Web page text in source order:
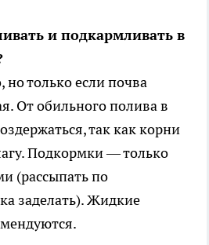
и подкармливать в
только если почва
От обильного полива в
так как корни
Подкормки — только
(рассыпать по
заделать). Жидкие